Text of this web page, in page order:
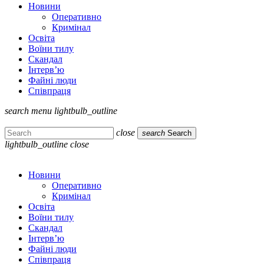
Новини
Оперативно
Кримінал
Освіта
Воїни тилу
Скандал
Інтерв’ю
Файні люди
Співпраця
search menu lightbulb_outline
close search Search
lightbulb_outline close
Новини
Оперативно
Кримінал
Освіта
Воїни тилу
Скандал
Інтерв’ю
Файні люди
Співпраця